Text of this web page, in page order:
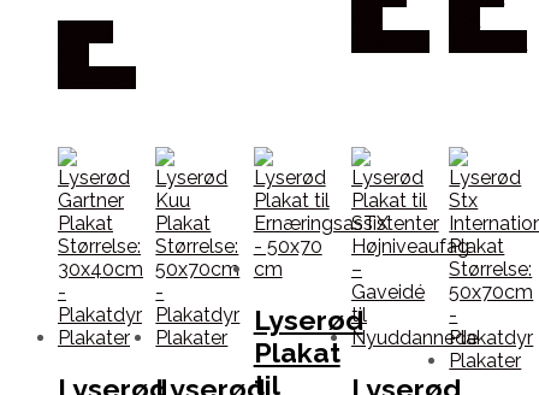
Lyserød
Plakat
til